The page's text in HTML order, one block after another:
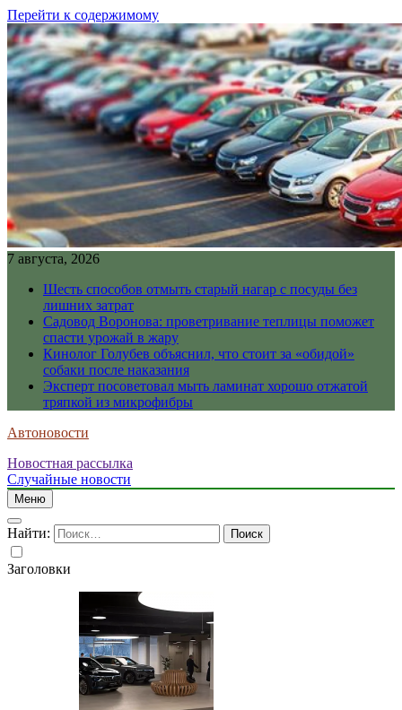
Перейти к содержимому
7 августа, 2026
Шесть способов отмыть старый нагар с посуды без
лишних затрат
Садовод Воронова: проветривание теплицы поможет
спасти урожай в жару
Кинолог Голубев объяснил, что стоит за «обидой»
собаки после наказания
Эксперт посоветовал мыть ламинат хорошо отжатой
тряпкой из микрофибры
Автоновости
Новостная рассылка
Случайные новости
Меню
Найти:
Заголовки